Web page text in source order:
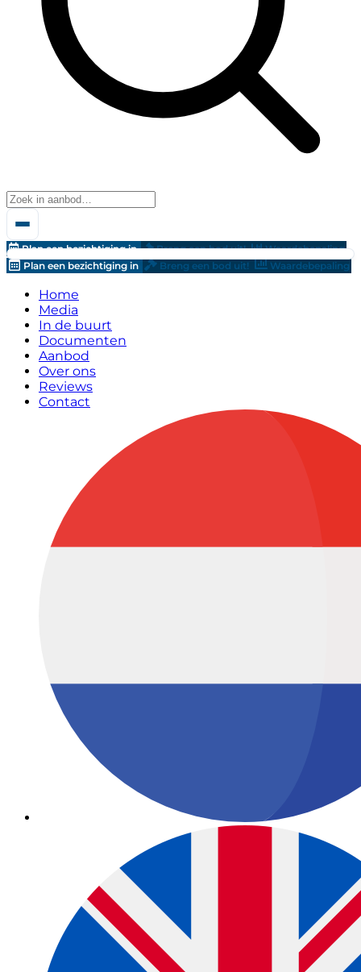
Plan een bezichtiging in Breng een bod uit!
Waardebepaling
Plan een bezichtiging in
Breng een bod uit! Waardebepaling
Home
Media
In de buurt
Documenten
Aanbod
Over ons
Reviews
Contact